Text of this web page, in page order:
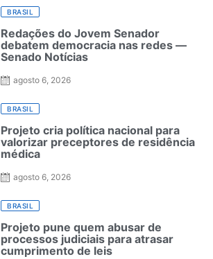
BRASIL
Redações do Jovem Senador
debatem democracia nas redes —
Senado Notícias
agosto 6, 2026
BRASIL
Projeto cria política nacional para
valorizar preceptores de residência
médica
agosto 6, 2026
BRASIL
Projeto pune quem abusar de
processos judiciais para atrasar
cumprimento de leis